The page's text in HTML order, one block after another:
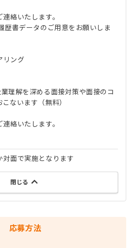
絡いたします。
歴書データのご用意をお願いしま
リング
理解を深める面接対策や面接のコ
ないます（無料）
絡いたします。
面で実施となります
閉じる
応募方法